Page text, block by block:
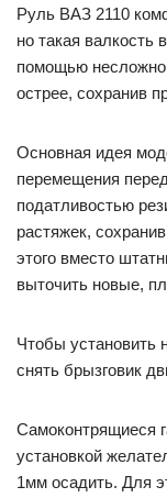
Руль ВАЗ 2110
но такая валкость
помощью
острее, сохранив
Основная идея
перемещения
податливостью
растяжек,
этого вместо
выточить новые,
Чтобы установить
снять брызговик
Самоконтрящиеся
установкой
1мм осадить. Для